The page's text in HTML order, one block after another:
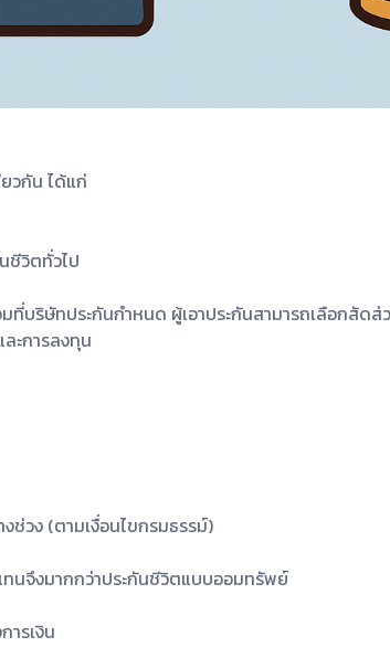
วกัน ได้แก่
ชีวิตทั่วไป
ที่บริษัทประกันกำหนด ผู้เอาประกันสามารถเลือกสัด
ะการลงทุน
ช่วง (ตามเงื่อนไขกรมธรรม์)
ทนจึงมากกว่าประกันชีวิตแบบออมทรัพย์
ารเงิน